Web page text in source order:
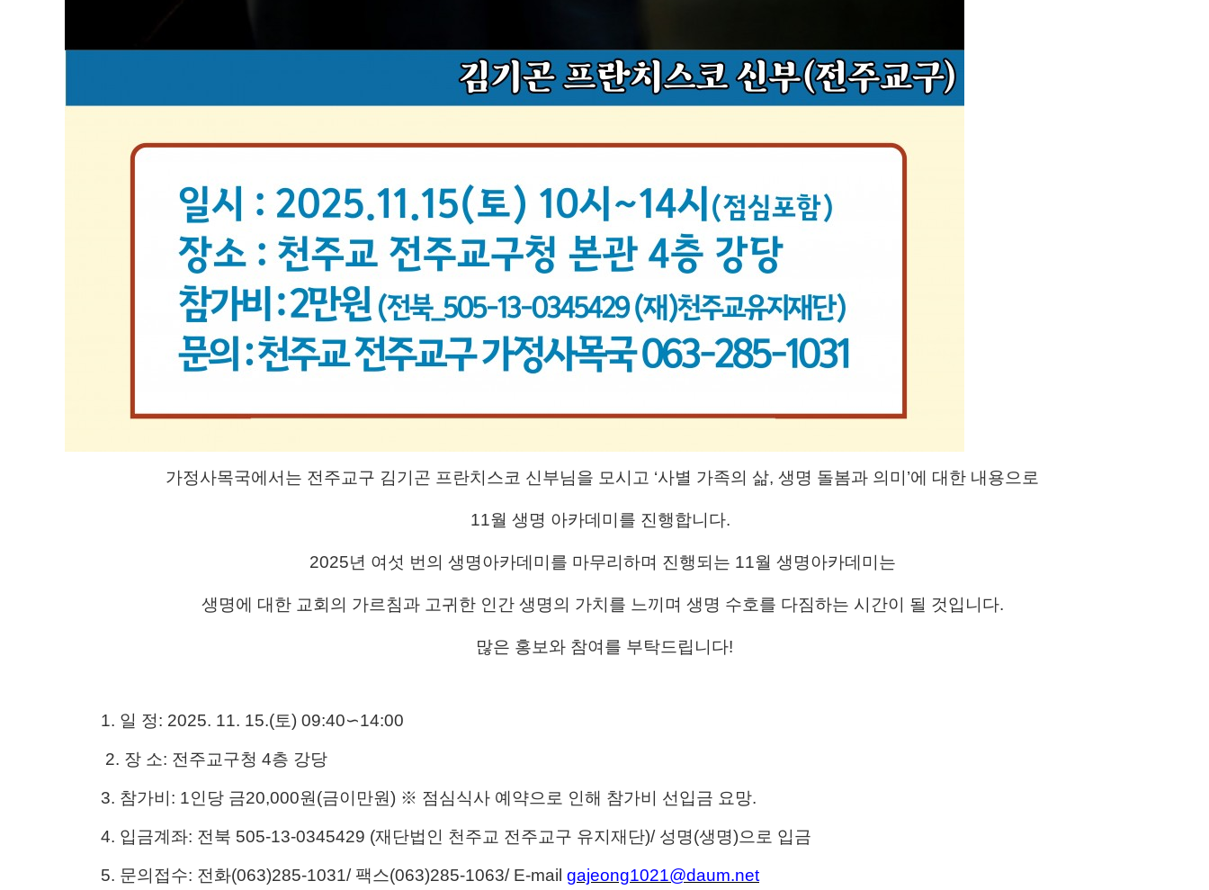
가정사목국에서는 전주교구 김기곤 프란치스코 신부님을 모시고 ‘사별 가족의 삶, 생명 돌봄과 의미 ’에 대한 내용으로
11월 생명 아카데미를 진행합니다.
2025년 여섯 번의 생명아카데미를 마무리하며 진행되는 11월 생명아카데미 ​는
생명에 대한 교회의 가르침과 고귀한 인간 생명의 가치를 느끼며 생명 수호를 다짐하는 시간이 될 것입니다.
많은 홍보와 참여를 부탁드립니다!
1. 일 정: 2025. 11. 15.(토) 09:40∽14:00
2. 장 소: 전주교구청 4층 강당
3. 참가비 : 1인당 금20,000원 (금이만원) ※ 점심식사 예약으로 인해 참가비 선입금 요망.
4. 입금계좌: 전북 505-13-0345429 (재단법인 천주교 전주교구 유지재단)/ 성명(생명)으로 입금
5. 문의접수: 전화(063)285-1031/ 팩스(063)285-1063/ E-mail gajeong1021@daum.net